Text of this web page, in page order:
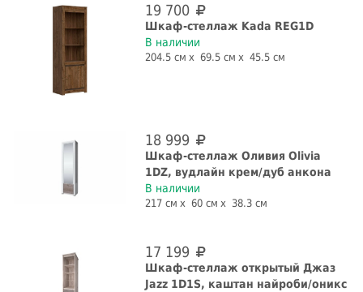
Со штангой С рисунком
С ящиками
шкаф
Белоруссия
19 700
Шкаф-стеллаж Kada REG1D
В наличии
204.5 см 69.5 см 45.5 см
18 999
Шкаф-стеллаж Оливия Olivia
1DZ, вудлайн крем/дуб анкона
В наличии
217 см 60 см 38.3 см
17 199
Шкаф-стеллаж открытый Джаз
Jazz 1D1S, каштан найроби/оникс